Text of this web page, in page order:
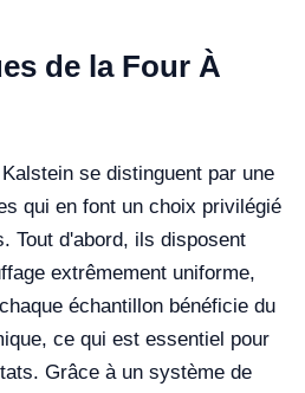
de la Four À
se distinguent par une
qui en font un choix privilégié
Tout d'abord, ils disposent
extrêmement uniforme,
échantillon bénéficie du
ce qui est essentiel pour
Grâce à un système de